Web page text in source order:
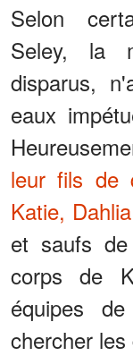
Selon
Seley, la
disparus,
eaux
leur fils de
Katie,
et saufs
corps de
équipes
chercher